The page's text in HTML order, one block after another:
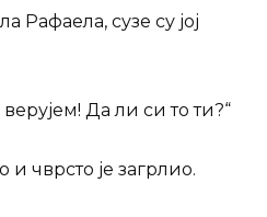
Рафаела, сузе су јој
Да ли си то ти?“
и чврсто је загрлио.